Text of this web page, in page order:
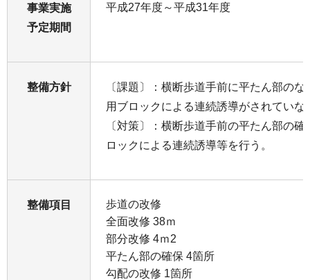
事業実施
予定期間
平成27年度～平成31年度
整備方針
〔課題〕：横断歩道手前に平たん部の
用ブロックによる連続誘導がされていな
〔対策〕：横断歩道手前の平たん部の
ロックによる連続誘導等を行う。
整備項目
歩道の改修
全面改修 38ｍ
部分改修 4ｍ2
平たん部の確保 4箇所
勾配の改修 1箇所